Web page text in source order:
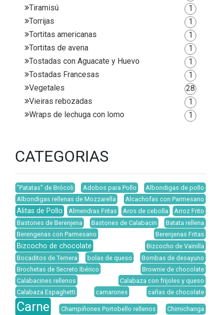
Tiramisú
1
Torrijas
1
Tortitas americanas
1
Tortitas de avena
1
Tostadas con Aguacate y Huevo
1
Tostadas Francesas
1
Vegetales
28
Vieiras rebozadas
1
Wraps de lechuga con lomo
1
CATEGORIAS
"Patatas" de Brócoli Adobos para Pollo
Albondigas de pollo
Albondigas rellenas de Mozzarella
Alcachofas con Parmesano
Alitas de Pollo Almendras Fritas Aros de cebolla
Arroz Frito
Bastones de Berenjena
Bastones de Calabacin
Batata rellena
Berengenas con Parmesano
Berenjenas Fritas
Bizcocho de chocolate
Bizcocho de Vainilla
Bocaditos de Ternera
bolas de queso
Bombas de desayuno
Brochetas de Secreto Ibérico
Brownie de chocolate
Calabacines rellenos
Calabaza con frijoles y queso
Calabaza Espaghetti
camarones cañas de chocolate
Carne Champiñones Portobello rellenos
Chimichanga